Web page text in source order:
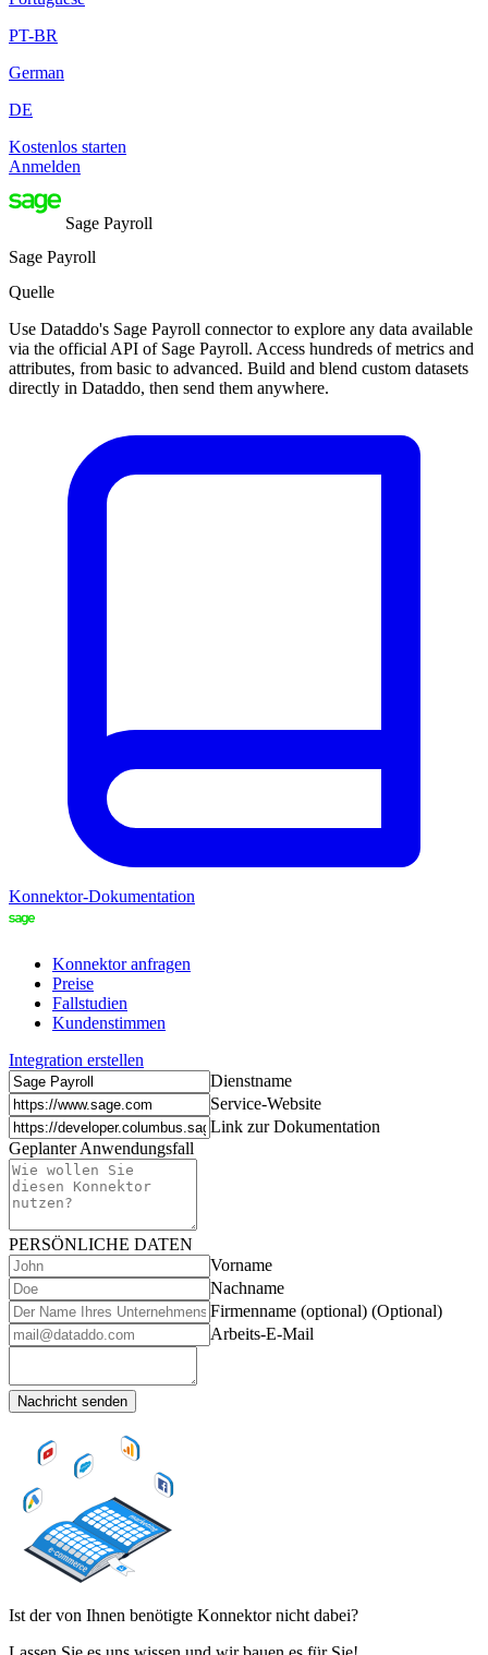
PT-BR
German
DE
Kostenlos starten
Anmelden
Sage Payroll
Sage Payroll
Quelle
Use Dataddo's Sage Payroll connector to explore any data available
via the official API of Sage Payroll. Access hundreds of metrics and
attributes, from basic to advanced. Build and blend custom datasets
directly in Dataddo, then send them anywhere.
Konnektor-Dokumentation
Konnektor anfragen
Preise
Fallstudien
Kundenstimmen
Integration erstellen
Dienstname
Service-Website
Link zur Dokumentation
Geplanter Anwendungsfall
PERSÖNLICHE DATEN
Vorname
Nachname
Firmenname (optional) (Optional)
Arbeits-E-Mail
Nachricht senden
Ist der von Ihnen benötigte Konnektor nicht dabei?